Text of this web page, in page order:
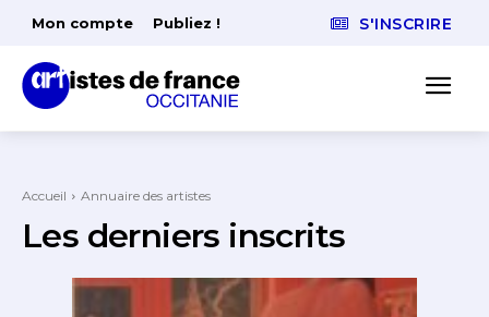
Mon compte Publiez ! S'INSCRIRE
Accueil Annuaire des artistes
Les derniers inscrits